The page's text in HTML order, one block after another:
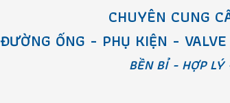
CHUYÊN CUNG
ĐƯỜNG ỐNG - PHỤ KIỆN -
BỀN BỈ - HỢP